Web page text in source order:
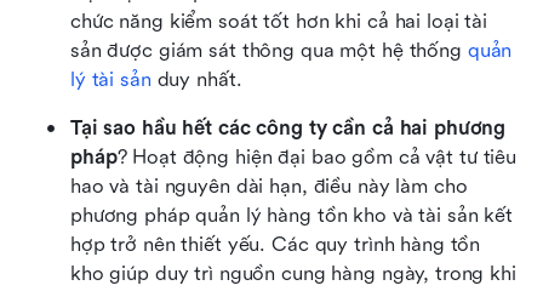
chức năng kiểm soát tốt hơn khi cả hai loại tài
sản được giám sát thông qua một hệ thống quản
lý tài sản duy nhất.
Tại sao hầu hết các công ty cần cả hai phương
pháp? Hoạt động hiện đại bao gồm cả vật tư tiêu
hao và tài nguyên dài hạn, điều này làm cho
phương pháp quản lý hàng tồn kho và tài sản kết
hợp trở nên thiết yếu. Các quy trình hàng tồn
kho giúp duy trì nguồn cung hàng ngày, trong khi